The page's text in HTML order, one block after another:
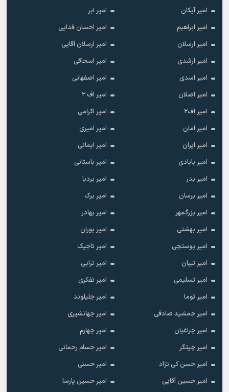
امیر آیکان
امیر ابر
امیر ابراهیم
امیر احسان فدایی
امیر ارسلان
امیر ارسلان آقایی
امیر ارشدی
امیر اسحاقی
امیر اسدی
امیر اصفهانی
امیر اصلان
امیر اف ۲
امیر اف۲
امیر اکرامی
امیر امان
امیر امیری
امیر ایران
امیر ایمانی
امیر بابادی
امیر باستانی
امیر بدر
امیر بردیا
امیر برسان
امیر برک
امیر بزرگمهر
امیر بهادر
امیر بهشتی
امیر بوران
امیر پوستچی
امیر تاجیک
امیر تبیان
امیر ترابی
امیر تسلیمی
امیر تفکری
امیر توما
امیر جلیلوند
امیر جمشید صادقی
امیر جهانشیری
امیر چراغیان
امیر چهارم
امیر چیتگر
امیر حسام رحمانی
امیر حسن کی نژاد
امیر حسنی
امیر حسین آقایی
امیر حسین پارسا